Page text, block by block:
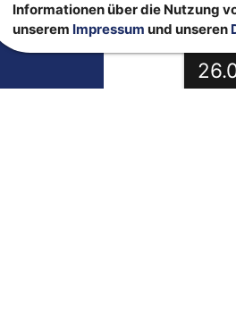
Informationen über die Nutzung
unserem Impressum und unseren